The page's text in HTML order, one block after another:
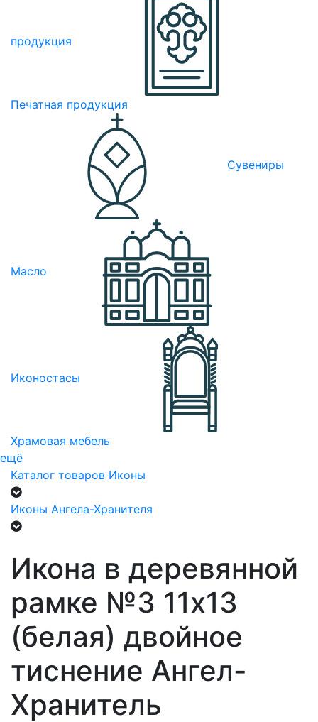
продукция
Печатная продукция
Сувениры
Масло
Иконостасы
Храмовая мебель
ещё
Каталог товаров Иконы
Иконы Ангела-Хранителя
Икона в деревянной
рамке №3 11х13
(белая) двойное
тиснение Ангел-
Хранитель